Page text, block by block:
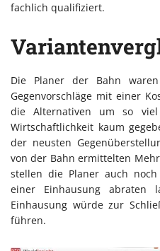
fachlich qualifiziert.
Die Planer der Bahn
Gegenvorschläge mit einer
die Alternativen um so
Wirtschaftlichkeit kaum
der neusten
von der Bahn ermittelten
stellen die Planer auch
einer Einhausung abraten
Einhausung würde zur
führen.